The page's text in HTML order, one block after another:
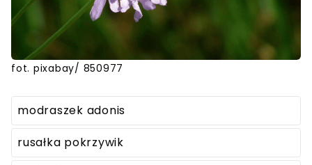
fot. pixabay/ 850977
modraszek adonis
rusałka pokrzywik